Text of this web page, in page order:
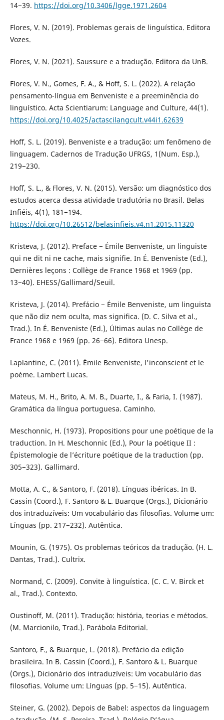
14−39. https://doi.org/10.3406/lgge.1971.2604
Flores, V. N. (2019). Problemas gerais de linguística. Editora
Vozes.
Flores, V. N. (2021). Saussure e a tradução. Editora da UnB.
Flores, V. N., Gomes, F. A., & Hoff, S. L. (2022). A relação
pensamento-língua em Benveniste e a preeminência do
linguístico. Acta Scientiarum: Language and Culture, 44(1).
https://doi.org/10.4025/actascilangcult.v44i1.62639
Hoff, S. L. (2019). Benveniste e a tradução: um fenômeno de
linguagem. Cadernos de Tradução UFRGS, 1(Num. Esp.),
219−230.
Hoff, S. L., & Flores, V. N. (2015). Versão: um diagnóstico dos
estudos acerca dessa atividade tradutória no Brasil. Belas
Infiéis, 4(1), 181−194.
https://doi.org/10.26512/belasinfieis.v4.n1.2015.11320
Kristeva, J. (2012). Preface − Émile Benveniste, un linguiste
qui ne dit ni ne cache, mais signifie. In É. Benveniste (Ed.),
Dernières leçons : Collège de France 1968 et 1969 (pp.
13−40). EHESS/Gallimard/Seuil.
Kristeva, J. (2014). Prefácio − Émile Benveniste, um linguista
que não diz nem oculta, mas significa. (D. C. Silva et al.,
Trad.). In É. Benveniste (Ed.), Últimas aulas no Collège de
France 1968 e 1969 (pp. 26−66). Editora Unesp.
Laplantine, C. (2011). Émile Benveniste, l'inconscient et le
poème. Lambert Lucas.
Mateus, M. H., Brito, A. M. B., Duarte, I., & Faria, I. (1987).
Gramática da língua portuguesa. Caminho.
Meschonnic, H. (1973). Propositions pour une poétique de la
traduction. In H. Meschonnic (Ed.), Pour la poétique II :
Épistemologie de l’écriture poétique de la traduction (pp.
305−323). Gallimard.
Motta, A. C., & Santoro, F. (2018). Línguas ibéricas. In B.
Cassin (Coord.), F. Santoro & L. Buarque (Orgs.), Dicionário
dos intraduzíveis: Um vocabulário das filosofias. Volume um:
Línguas (pp. 217−232). Autêntica.
Mounin, G. (1975). Os problemas teóricos da tradução. (H. L.
Dantas, Trad.). Cultrix.
Normand, C. (2009). Convite à linguística. (C. C. V. Birck et
al., Trad.). Contexto.
Oustinoff, M. (2011). Tradução: história, teorias e métodos.
(M. Marcionilo, Trad.). Parábola Editorial.
Santoro, F., & Buarque, L. (2018). Prefácio da edição
brasileira. In B. Cassin (Coord.), F. Santoro & L. Buarque
(Orgs.), Dicionário dos intraduzíveis: Um vocabulário das
filosofias. Volume um: Línguas (pp. 5−15). Autêntica.
Steiner, G. (2002). Depois de Babel: aspectos da linguagem